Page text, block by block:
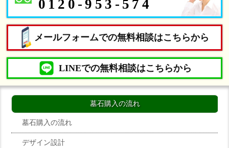
0120-953-574
メールフォームでの無料相談はこちらから
LINEでの無料相談はこちらから
墓石購入の流れ
墓石購入の流れ
デザイン設計